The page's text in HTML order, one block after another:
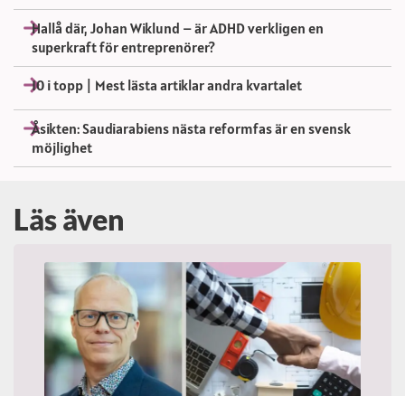
Hallå där, Johan Wiklund – är ADHD verkligen en
superkraft för entreprenörer?
10 i topp | Mest lästa artiklar andra kvartalet
Åsikten: Saudiarabiens nästa reformfas är en svensk
möjlighet
Läs även